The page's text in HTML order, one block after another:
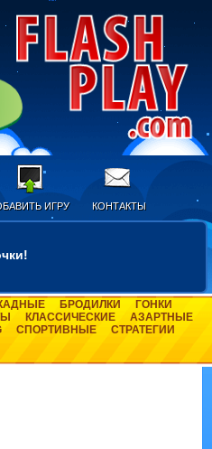
ИГРУ КОНТАКТЫ
БРОДИЛКИ
ГОНКИ
КЛАССИЧЕСКИЕ
АЗАРТНЫЕ
СПОРТИВНЫЕ
СТРАТЕГИИ